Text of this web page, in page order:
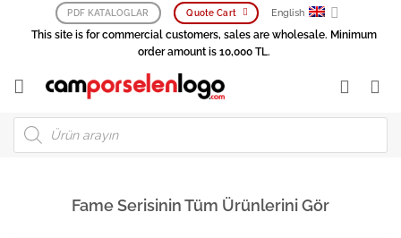
PDF KATALOGLAR Quote Cart English
This site is for commercial customers, sales are wholesale. Minimum
order amount is 10,000 TL.
Products
search
Fame Serisinin Tüm Ürünlerini Gör